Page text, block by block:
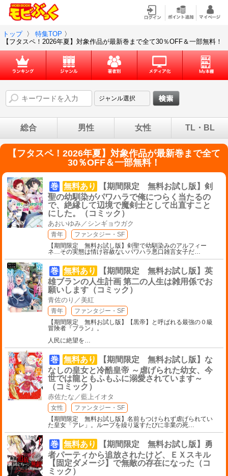
トップ 〉 特集TOP 〉
【フタスペ！2026年夏】対象作品が最新巻まで全て30％OFF＆一部無料！
総合 男性 女性 TL・BL
【フタスペ！2026年夏】対象作品が最新巻まで全て
30％OFF＆一部無料！
巻 無料あり
【期間限定 無料お試し版】剣
聖の幼馴染がパワハラで俺につらく当たるの
で、絶縁して辺境で魔剣士として出直すこと
にした。（コミック）
あおいゆみ／シンギョウガク
青年
ファンタジー・SF
【期間限定 無料お試し版】剣聖で幼馴染みのアルフィー
ネ…その実態は情け容赦ないパワハラ悪口雑言女子だ
巻 無料あり
【期間限定 無料お試し版】英
雄ブランの人生計画 第二の人生は雑用係でお
願いします（コミック）
青佐のり／美紅
青年
ファンタジー・SF
【期間限定 無料お試し版】【黒帝】と呼ばれる最強の０級
冒険者『ブラン』。
人民に絶望を
巻 無料あり
【期間限定 無料お試し版】な
なしの皇女と冷酷皇帝 ～虐げられた幼女、今
世では龍ともふもふに溺愛されています～
（コミック）
赤佐たな／藍上イオタ
女性
ファンタジー・SF
【期間限定 無料お試し版】名前もつけられず虐げられてい
た皇女「アレ」。ループを繰り返すたびに非業の死
巻 無料あり
【期間限定 無料お試し版】勇
者パーティから追放されたけど、ＥＸスキル
【固定ダメージ】で無敵の存在になった（コ
ミック）